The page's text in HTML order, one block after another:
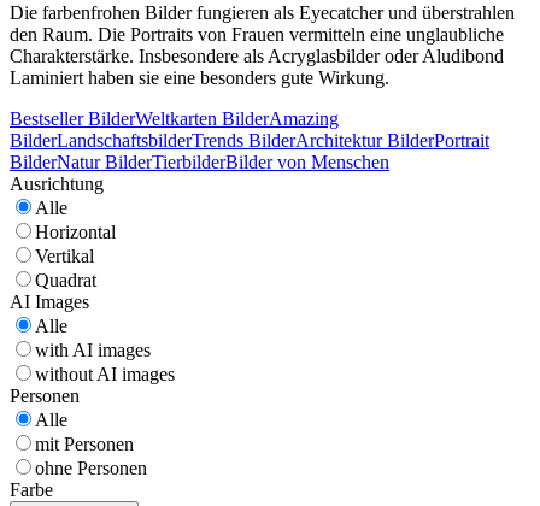
Die farbenfrohen Bilder fungieren als Eyecatcher und überstrahlen
den Raum. Die Portraits von Frauen vermitteln eine unglaubliche
Charakterstärke. Insbesondere als Acryglasbilder oder Aludibond
Laminiert haben sie eine besonders gute Wirkung.
Bestseller BilderWeltkarten BilderAmazing
BilderLandschaftsbilderTrends BilderArchitektur BilderPortrait
BilderNatur BilderTierbilderBilder von Menschen
Ausrichtung
Alle
Horizontal
Vertikal
Quadrat
AI Images
Alle
with AI images
without AI images
Personen
Alle
mit Personen
ohne Personen
Farbe